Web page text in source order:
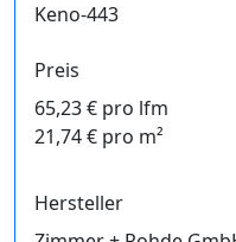
Keno-443
Preis
65,23 € pro lfm
21,74 € pro m²
Hersteller